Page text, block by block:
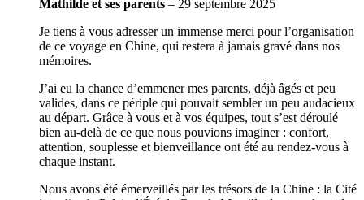
Mathilde et ses parents – 29 septembre 2025
Je tiens à vous adresser un immense merci pour l’organisation
de ce voyage en Chine, qui restera à jamais gravé dans nos
mémoires.
J’ai eu la chance d’emmener mes parents, déjà âgés et peu
valides, dans ce périple qui pouvait sembler un peu audacieux
au départ. Grâce à vous et à vos équipes, tout s’est déroulé
bien au-delà de ce que nous pouvions imaginer : confort,
attention, souplesse et bienveillance ont été au rendez-vous à
chaque instant.
Nous avons été émerveillés par les trésors de la Chine : la Cité